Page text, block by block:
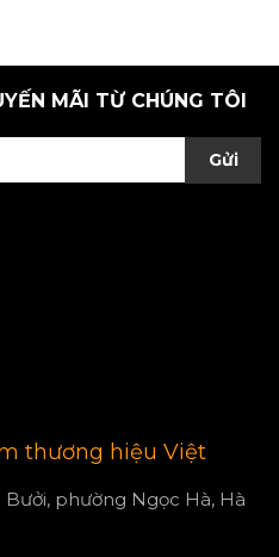
MÃI TỪ CHÚNG TÔI
Gửi
thương hiệu Việt
Bưởi, phường Ngọc Hà, Hà